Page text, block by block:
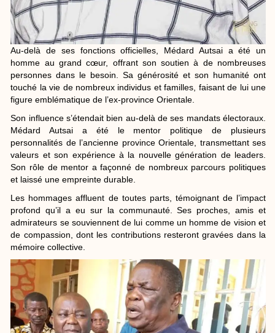
Au-delà de ses fonctions officielles, Médard Autsai a été un
homme au grand cœur, offrant son soutien à de nombreuses
personnes dans le besoin. Sa générosité et son humanité ont
touché la vie de nombreux individus et familles, faisant de lui une
figure emblématique de l’ex-province Orientale.
Son influence s’étendait bien au-delà de ses mandats électoraux.
Médard Autsai a été le mentor politique de plusieurs
personnalités de l’ancienne province Orientale, transmettant ses
valeurs et son expérience à la nouvelle génération de leaders.
Son rôle de mentor a façonné de nombreux parcours politiques
et laissé une empreinte durable.
Les hommages affluent de toutes parts, témoignant de l’impact
profond qu’il a eu sur la communauté. Ses proches, amis et
admirateurs se souviennent de lui comme un homme de vision et
de compassion, dont les contributions resteront gravées dans la
mémoire collective.